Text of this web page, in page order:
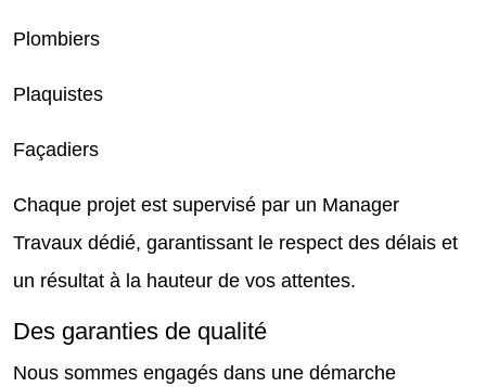
Plombiers
Plaquistes
Façadiers
Chaque projet est supervisé par un Manager
Travaux dédié, garantissant le respect des délais et
un résultat à la hauteur de vos attentes.
Des garanties de qualité
Nous sommes engagés dans une démarche